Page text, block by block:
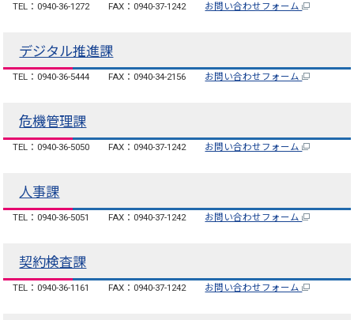
TEL：0940-36-1272 FAX：0940-37-1242 お問い合わせフォーム
デジタル推進課
TEL：0940-36-5444 FAX：0940-34-2156 お問い合わせフォーム
危機管理課
TEL：0940-36-5050 FAX：0940-37-1242 お問い合わせフォーム
人事課
TEL：0940-36-5051 FAX：0940-37-1242 お問い合わせフォーム
契約検査課
TEL：0940-36-1161 FAX：0940-37-1242 お問い合わせフォーム